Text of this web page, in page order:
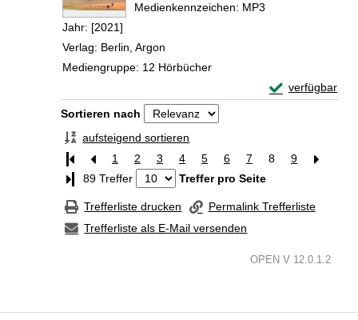
Medienkennzeichen: MP3
Jahr: [2021]
Verlag: Berlin, Argon
Mediengruppe: 12 Hörbücher
verfügbar
Exemplar-
Zu den Suchfiltern springen
Sortieren nach
aufsteigend sortieren
1
2 3 4 5 6 7 8
9
Letzte Seite
89 Treffer Treffer pro Seite
Trefferliste drucken
Permalink Trefferliste
Trefferliste als E-Mail versenden
OPEN V 12.0.1.2